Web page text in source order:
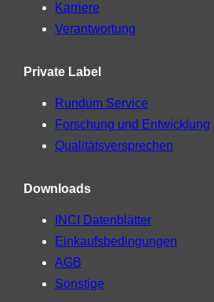
Karriere
Verantwortung
Private Label
Rundum Service
Forschung und Entwicklung
Qualitätsversprechen
Downloads
INCI Datenblätter
Einkaufsbedingungen
AGB
Sonstige